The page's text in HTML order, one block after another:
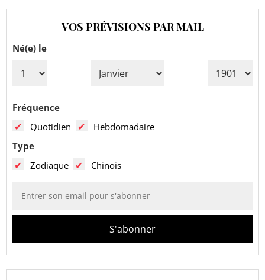
VOS PRÉVISIONS PAR MAIL
Né(e) le
Fréquence
Quotidien
Hebdomadaire
Type
Zodiaque
Chinois